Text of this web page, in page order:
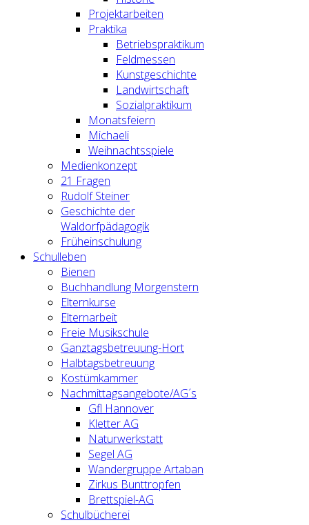
Projektarbeiten
Praktika
Betriebspraktikum
Feldmessen
Kunstgeschichte
Landwirtschaft
Sozialpraktikum
Monatsfeiern
Michaeli
Weihnachtsspiele
Medienkonzept
21 Fragen
Rudolf Steiner
Geschichte der
Waldorfpädagogik
Früheinschulung
Schulleben
Bienen
Buchhandlung Morgenstern
Elternkurse
Elternarbeit
Freie Musikschule
Ganztagsbetreuung-Hort
Halbtagsbetreuung
Kostümkammer
Nachmittagsangebote/AG´s
Gfl Hannover
Kletter AG
Naturwerkstatt
Segel AG
Wandergruppe Artaban
Zirkus Bunttropfen
Brettspiel-AG
Schulbücherei